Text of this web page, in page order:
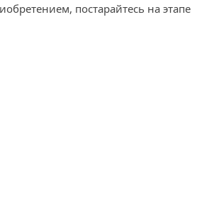
постарайтесь на этапе